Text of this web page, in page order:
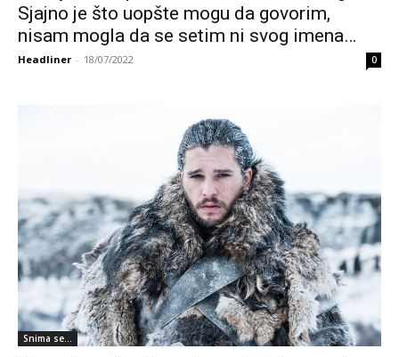
Sjajno je što uopšte mogu da govorim,
nisam mogla da se setim ni svog imena…
Headliner - 18/07/2022 0
Snima se...